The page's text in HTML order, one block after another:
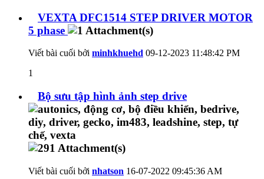
VEXTA DFC1514 STEP DRIVER MOTOR
5 phase
Viết bài cuối bởi minhkhuehd 09-12-2023 11:48:42 PM
1
Bộ sưu tập hình ảnh step drive
Viết bài cuối bởi nhatson 16-07-2022 09:45:36 AM